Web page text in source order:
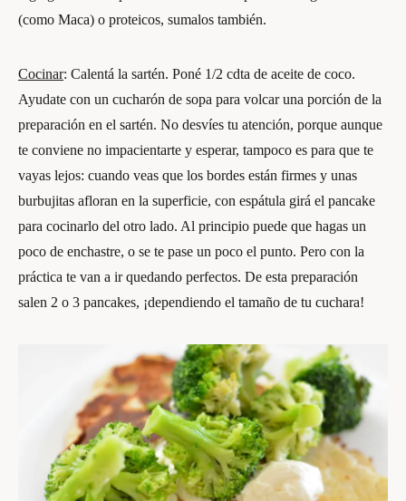
(como Maca) o proteicos, sumalos también.
Cocinar: Calentá la sartén. Poné 1/2 cdta de aceite de coco.
Ayudate con un cucharón de sopa para volcar una porción de la
preparación en el sartén. No desvíes tu atención, porque aunque
te conviene no impacientarte y esperar, tampoco es para que te
vayas lejos: cuando veas que los bordes están firmes y unas
burbujitas afloran en la superficie, con espátula girá el pancake
para cocinarlo del otro lado. Al principio puede que hagas un
poco de enchastre, o se te pase un poco el punto. Pero con la
práctica te van a ir quedando perfectos. De esta preparación
salen 2 o 3 pancakes, ¡dependiendo el tamaño de tu cuchara!